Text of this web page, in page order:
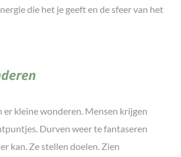
die het je geeft en de sfeer van het
er kleine wonderen. Mensen krijgen
Durven weer te fantaseren
kan. Ze stellen doelen. Zien